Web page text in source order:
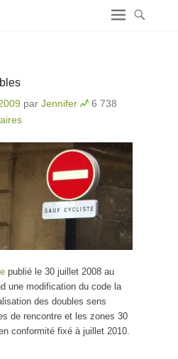
par Jennifer
6 738
publié le 30 juillet 2008 au
une modification du code la
des doubles sens
de rencontre et les zones 30
conformité fixé à juillet 2010.